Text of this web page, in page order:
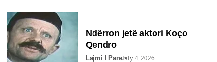
Ndërron jetë aktori Koço
Qendro
Lajmi I PareJuly 4, 2026